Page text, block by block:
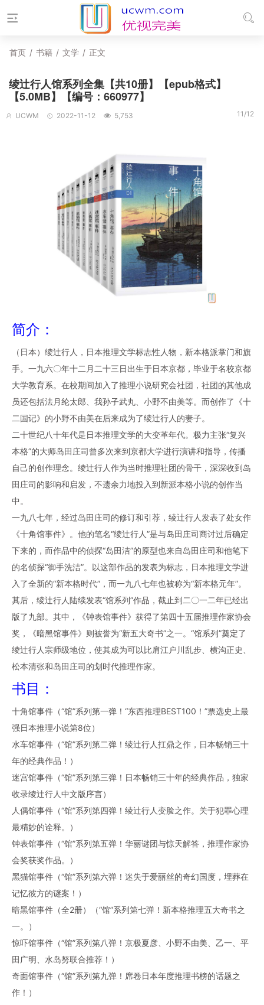
首页 / 书籍 / 文学 / 正文
绫辻行人馆系列全集【共10册】【epub格式】
【5.0MB】【编号：660977】
UCWM 2022-11-12 5,753 11/12
简介：
（日本）绫辻行人，日本推理文学标志性人物，新本格派掌门和旗
手。一九六〇年十二月二十三日出生于日本京都，毕业于名校京都
大学教育系。在校期间加入了推理小说研究会社团，社团的其他成
员还包括法月纶太郎、我孙子武丸、小野不由美等。而创作了《十
二国记》的小野不由美在后来成为了绫辻行人的妻子。
二十世纪八十年代是日本推理文学的大变革年代。极力主张“复兴
本格”的大师岛田庄司曾多次来到京都大学进行演讲和指导，传播
自己的创作理念。绫辻行人作为当时推理社团的骨干，深深收到岛
田庄司的影响和启发，不遗余力地投入到新派本格小说的创作当
中。
一九八七年，经过岛田庄司的修订和引荐，绫辻行人发表了处女作
《十角馆事件》。他的笔名“绫辻行人”是与岛田庄司商讨过后确定
下来的，而作品中的侦探“岛田洁”的原型也来自岛田庄司和他笔下
的名侦探“御手洗洁”。以这部作品的发表为标志，日本推理文学进
入了全新的“新本格时代”，而一九八七年也被称为“新本格元年”。
其后，绫辻行人陆续发表“馆系列”作品，截止到二〇一二年已经出
版了九部。其中，《钟表馆事件》获得了第四十五届推理作家协会
奖，《暗黑馆事件》则被誉为“新五大奇书”之一。“馆系列”奠定了
绫辻行人宗师级地位，使其成为可以比肩江户川乱步、横沟正史、
松本清张和岛田庄司的划时代推理作家。
书目：
十角馆事件（“馆”系列第一弹！“东西推理BEST100！”票选史上最
强日本推理小说第8位）
水车馆事件（“馆”系列第二弹！绫辻行人扛鼎之作，日本畅销三十
年的经典作品！）
迷宫馆事件（“馆”系列第三弹！日本畅销三十年的经典作品，独家
收录绫辻行人中文版序言）
人偶馆事件（“馆”系列第四弹！绫辻行人变脸之作。关于犯罪心理
最精妙的诠释。）
钟表馆事件（“馆”系列第五弹！华丽谜团与惊天解答，推理作家协
会奖获奖作品。）
黑猫馆事件（“馆”系列第六弹！迷失于爱丽丝的奇幻国度，埋葬在
记忆彼方的谜案！）
暗黑馆事件（全2册）（“馆”系列第七弹！新本格推理五大奇书之
一。）
惊吓馆事件（“馆”系列第八弹！京极夏彦、小野不由美、乙一、平
田广明、水岛努联合推荐！）
奇面馆事件（“馆”系列第九弹！席卷日本年度推理书榜的话题之
作！）